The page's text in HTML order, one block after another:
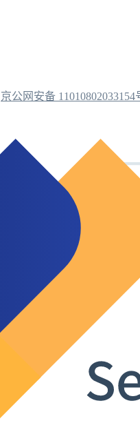
京公网安备 11010802033154